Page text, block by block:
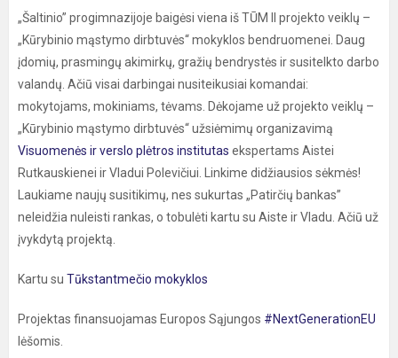
„Šaltinio” progimnazijoje baigėsi viena iš TŪM II projekto veiklų –
„Kūrybinio mąstymo dirbtuvės“ mokyklos bendruomenei. Daug
įdomių, prasmingų akimirkų, gražių bendrystės ir susitelkto darbo
valandų. Ačiū visai darbingai nusiteikusiai komandai:
mokytojams, mokiniams, tėvams. Dėkojame už projekto veiklų –
„Kūrybinio mąstymo dirbtuvės“ užsiėmimų organizavimą
Visuomenės ir verslo plėtros institutas ekspertams Aistei
Rutkauskienei ir Vladui Polevičiui. Linkime didžiausios sėkmės!
Laukiame naujų susitikimų, nes sukurtas „Patirčių bankas”
neleidžia nuleisti rankas, o tobulėti kartu su Aiste ir Vladu. Ačiū už
įvykdytą projektą.
Kartu su Tūkstantmečio mokyklos
Projektas finansuojamas Europos Sąjungos #NextGenerationEU
lėšomis.